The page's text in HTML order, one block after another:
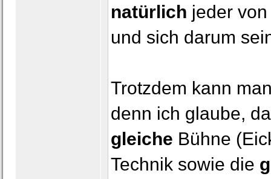
natürlich jeder
und sich darum
Trotzdem kann
denn ich glaube,
gleiche Bühne
Technik sowie die